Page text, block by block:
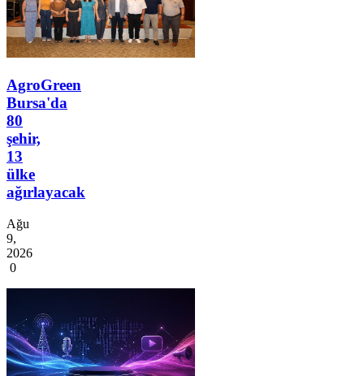
AgroGreen
Bursa'da
80
şehir,
13
ülke
ağırlayacak
Ağu
9,
2026
0